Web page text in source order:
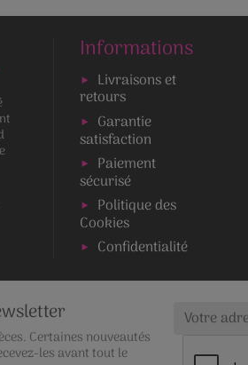
Informations
Livraisons et
retours
Garantie
satisfaction
Paiement
sécurisé
Politique des
Cookies
Confidentialité
Certaines nouveautés
les avant tout le